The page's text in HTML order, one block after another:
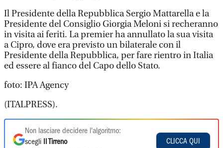
Il Presidente della Repubblica Sergio Mattarella e la
Presidente del Consiglio Giorgia Meloni si recheranno
in visita ai feriti. La premier ha annullato la sua visita
a Cipro, dove era previsto un bilaterale con il
Presidente della Repubblica, per fare rientro in Italia
ed essere al fianco del Capo dello Stato.
foto: IPA Agency
(ITALPRESS).
Non lasciare decidere l'algoritmo:
scegli
Il Tirreno
CLICCA QUI